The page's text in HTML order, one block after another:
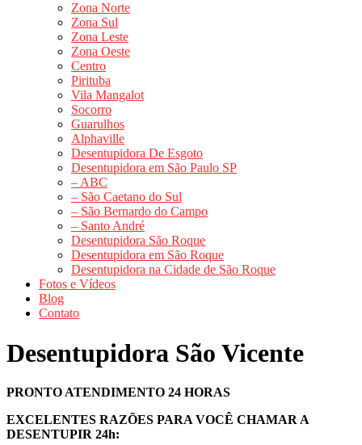
Zona Norte
Zona Sul
Zona Leste
Zona Oeste
Centro
Pirituba
Vila Mangalot
Socorro
Guarulhos
Alphaville
Desentupidora De Esgoto
Desentupidora em São Paulo SP
– ABC
– São Caetano do Sul
– São Bernardo do Campo
– Santo André
Desentupidora São Roque
Desentupidora em São Roque
Desentupidora na Cidade de São Roque
Fotos e Vídeos
Blog
Contato
Desentupidora São Vicente
PRONTO ATENDIMENTO 24 HORAS
EXCELENTES RAZÕES PARA VOCÊ CHAMAR A
DESENTUPIR 24h: